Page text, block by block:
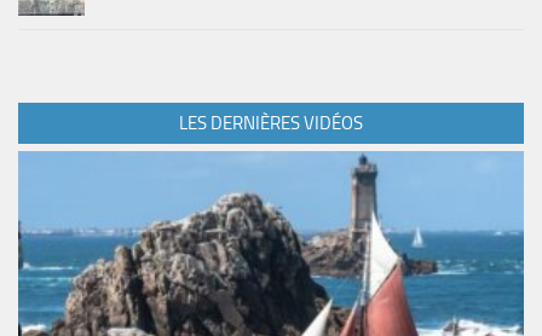
LES DERNIÈRES VIDÉOS